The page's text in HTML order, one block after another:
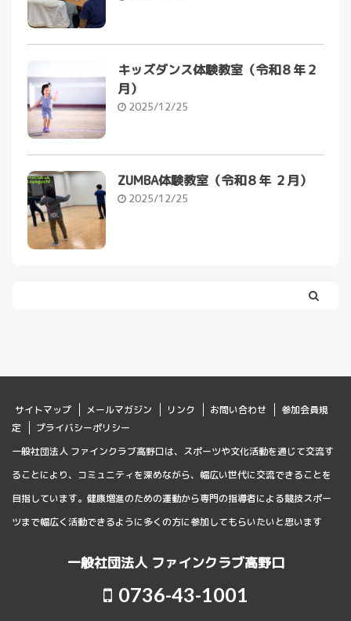
キッズダンス体験教室（令和８年２
月）
2025/12/25
ZUMBA体験教室（令和８年 ２月）
2025/12/25
サイトマップ メールマガジン リンク お問い合わせ
参加会員規
定
プライバシーポリシー
一般社団法人 ファインクラブ高野口は、スポーツや文化活動を通じて交流す
ることにより、コミュニティを深めながら、幅広い世代に交流できることを
目指しています。健康増進のための運動から専門の指導者による競技スポー
ツまで幅広く活動できるように多くの方に参加してもらいたいと思います
一般社団法人 ファインクラブ高野口
0736-43-1001